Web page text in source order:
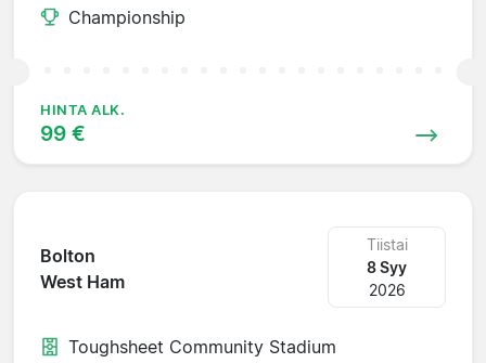
Championship
HINTA ALK.
99 €
Bolton
West Ham
Tiistai
8 Syy
2026
Toughsheet Community Stadium